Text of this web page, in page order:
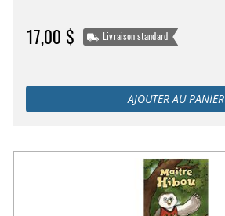
17,00 $ Livraison standard
AJOUTER AU PANIER